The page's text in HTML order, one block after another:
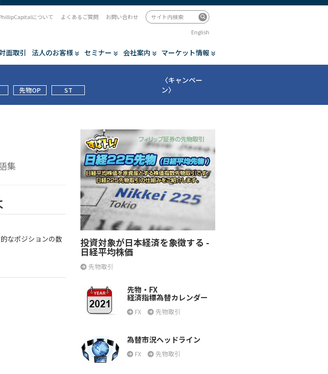
面取引 法人のお客様 セミナー 会社案内 マーケット情報
について よくあるご質問
お問い合わせ
English
先物OP ST
〈キャンペー
ン〉
集
なポジションの数
投資対象が日本経済を象徴する -
日経平均株価
先物取引
先物・FX
経済指標為替カレンダー
FX 先物取引
為替市況ヘッドライン
FX 先物取引